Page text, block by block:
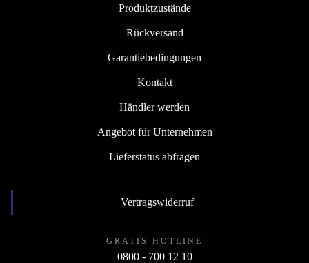
Produktzustände
Rückversand
Garantiebedingungen
Kontakt
Händler werden
Angebot für Unternehmen
Lieferstatus abfragen
Vertragswiderruf
GRATIS HOTLINE
0800 - 700 12 10